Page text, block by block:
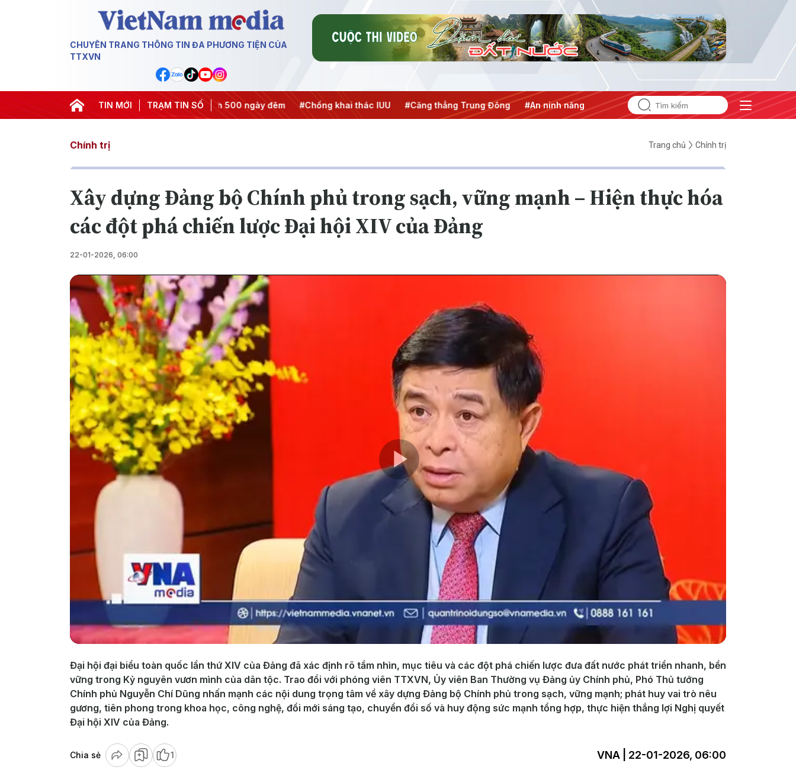
CHUYÊN TRANG THÔNG TIN ĐA PHƯƠNG TIỆN CỦA
TTXVN
TIN MỚI TRẠM TIN SỐ
quyết thành hành động #Chiến dịch 500 ngày đêm #Chống khai thác IUU #Căng thẳng Trung Đông #An ninh năng lượng #Bảo vệ nền tảng tư tưởng của Đảng
Chính trị Trang chủ Chính trị
Xây dựng Đảng bộ Chính phủ trong sạch, vững mạnh – Hiện thực hóa
các đột phá chiến lược Đại hội XIV của Đảng
22-01-2026, 06:00
Play
Video
Đại hội đại biểu toàn quốc lần thứ XIV của Đảng đã xác định rõ tầm nhìn, mục tiêu và các đột phá chiến lược đưa đất nước phát triển nhanh, bền
vững trong Kỷ nguyên vươn mình của dân tộc. Trao đổi với phóng viên TTXVN, Ủy viên Ban Thường vụ Đảng ủy Chính phủ, Phó Thủ tướng
Chính phủ Nguyễn Chí Dũng nhấn mạnh các nội dung trọng tâm về xây dựng Đảng bộ Chính phủ trong sạch, vững mạnh; phát huy vai trò nêu
gương, tiên phong trong khoa học, công nghệ, đổi mới sáng tạo, chuyển đổi số và huy động sức mạnh tổng hợp, thực hiện thắng lợi Nghị quyết
Đại hội XIV của Đảng.
Chia sẻ 1 VNA | 22-01-2026, 06:00